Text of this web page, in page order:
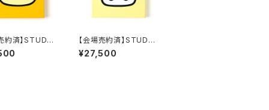
約済】STUDY
２４ 「ハムタイ
【会場売約済】STUDY
優作 原画２５ 「ゴロニャ
ン：お座り」
¥27,500